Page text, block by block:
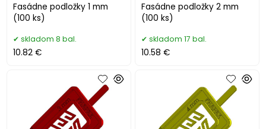
Fasádne podložky 1 mm
(100 ks)
skladom 8 bal.
10.82 €
Fasádne podložky 2 mm
(100 ks)
skladom 17 bal.
10.58 €